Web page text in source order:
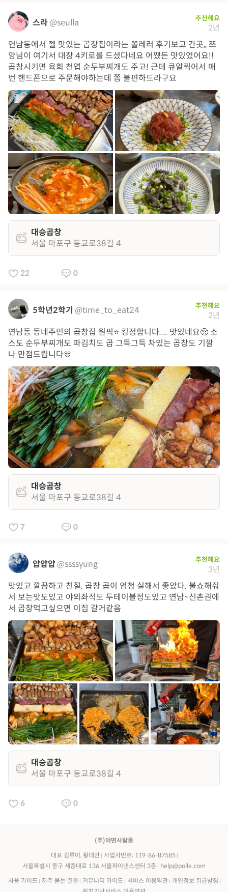
스라@seulla 추천해요
2년
연남동에서 젤 맛있는 곱창집이라는 뽈레러 후기보고 간곳,, 쯔
양님이 여기서 대창 4키로를 드셨다네요 어쨌든 맛있었어요!!
곱창시키면 육회 천엽 순두부찌개도 주고! 근데 큐알찍어서 매
번 핸드폰으로 주문해야하는데 쫌 불편하드라구요
대승곱창
서울 마포구 동교로38길 4
22 0
5학년2학기 @time_to_eat24 추천해요
2년
연남동 동네주민의 곱창집 원픽⭐️ 킹정합니다.... 맛있네요🥺 소
스도 순두부찌개도 파김치도 곱 그득그득 차있는 곱창도 기깔
나 만점드립니다🫶
대승곱창
서울 마포구 동교로38길 4
7 0
얍얍얍@ssssyung 추천해요
3년
맛있고 깔끔하고 친절. 곱창 곱이 엄청 실해서 좋았다. 불쇼해줘
서 보는맛도있고 야외좌석도 두테이블정도있고 연남~신촌권에
서 곱창먹고싶으면 이집 갈거같음
대승곱창
서울 마포구 동교로38길 4
6 0
(주)어떤사람들
대표 김류미, 황대산
사업자번호: 119-86-87585
서울특별시 중구 세종대로 136 서울파이낸스센터 3층
help@polle.com
사용 가이드 자주 묻는 질문 커뮤니티 가이드 서비스 이용약관
개인정보 취급방침